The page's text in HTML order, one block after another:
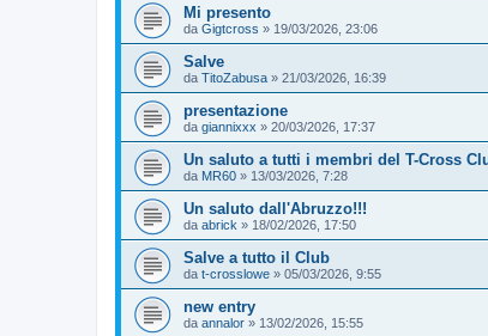
Mi presento
da Gigtcross » 19/03/2026, 23:06
Salve
da TitoZabusa » 21/03/2026, 16:39
presentazione
da giannixxx » 20/03/2026, 17:37
Un saluto a tutti i membri del T-Cross
da MR60 » 13/03/2026, 7:28
Un saluto dall'Abruzzo!!!
da abrick » 18/02/2026, 17:50
Salve a tutto il Club
da t-crosslowe » 05/03/2026, 9:55
new entry
da annalor » 13/02/2026, 15:55